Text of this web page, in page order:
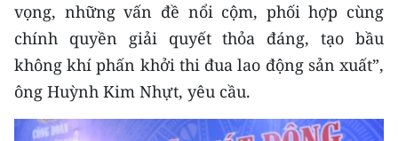
CHUYÊN ĐỀ
CÁC CHUYÊN TRANG
VỀ BÁO NHÂN DÂN
vọng, những vấn đề nổi cộm, phối hợp cùng
chính quyền giải quyết thỏa đáng, tạo bầu
không khí phấn khởi thi đua lao động sản xuất”,
ông Huỳnh Kim Nhựt, yêu cầu.